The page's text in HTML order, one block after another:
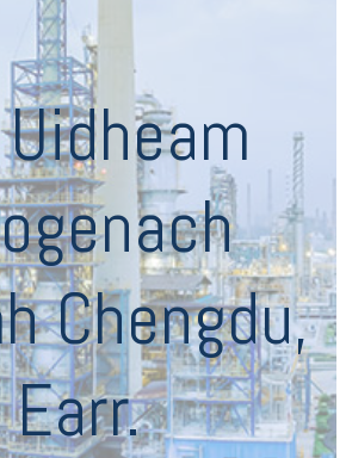
Chengdu,
Earr.